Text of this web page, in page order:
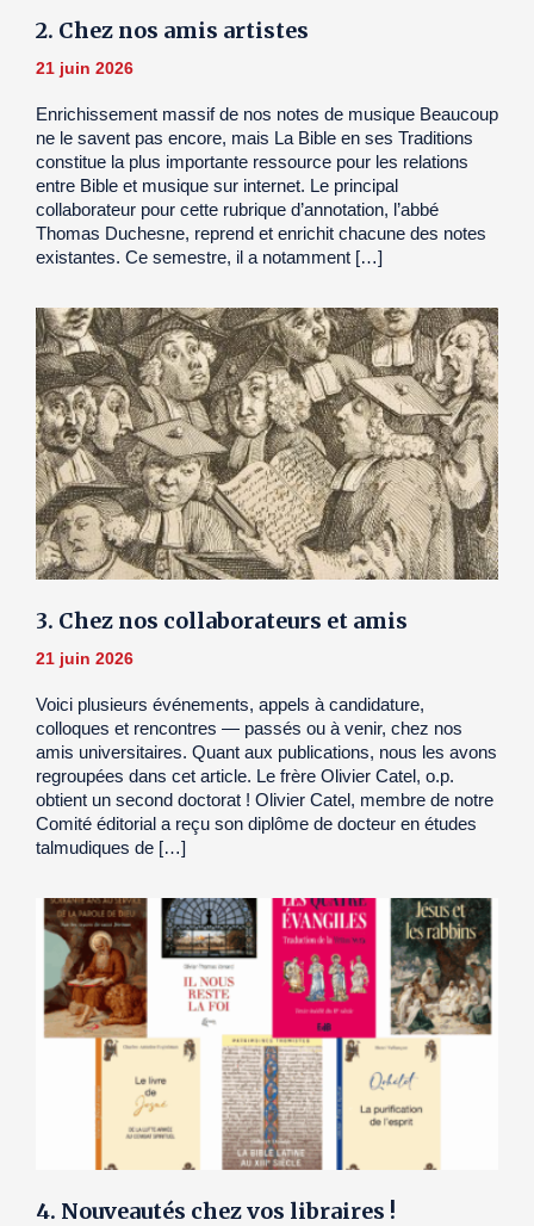
2. Chez nos amis artistes
21 juin 2026
Enrichissement massif de nos notes de musique Beaucoup
ne le savent pas encore, mais La Bible en ses Traditions
constitue la plus importante ressource pour les relations
entre Bible et musique sur internet. Le principal
collaborateur pour cette rubrique d’annotation, l’abbé
Thomas Duchesne, reprend et enrichit chacune des notes
existantes. Ce semestre, il a notamment […]
3. Chez nos collaborateurs et amis
21 juin 2026
Voici plusieurs événements, appels à candidature,
colloques et rencontres — passés ou à venir, chez nos
amis universitaires. Quant aux publications, nous les avons
regroupées dans cet article. Le frère Olivier Catel, o.p.
obtient un second doctorat ! Olivier Catel, membre de notre
Comité éditorial a reçu son diplôme de docteur en études
talmudiques de […]
4. Nouveautés chez vos libraires !